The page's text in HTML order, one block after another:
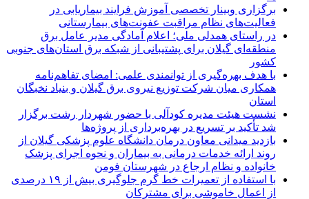
برگزاری وبینار تخصصی آموزش فرایند بیماریابی در
فعالیت‌های نظام مراقبت عفونت‌های بیمارستانی
در راستای همدلی ملی؛ اعلام آمادگی مدیر عامل برق
منطقه‌ای گیلان برای پشتیبانی از شبكه برق استان‌های جنوبی
كشور
با هدف بهره‌گیری از توانمندی علمی: امضای تفاهم‌نامه
همكاری میان شركت توزیع نیروی برق گیلان و بنیاد نخبگان
استان
نشست هیئت مدیره کودآلی با حضور شهردار رشت برگزار
شد تأکید بر تسریع در بهره‌برداری از پروژه‌ها
بازدید میدانی معاون درمان دانشگاه علوم پزشکی گیلان از
روند ارائه خدمات درمانی به بیماران و نحوه اجرای پزشک
خانواده و نظام ارجاع در شهرستان فومن
با استفاده از تعمیرات خط گرم جلوگیری بیش از ۱۹ درصدی
از اعمال خاموشی برای مشتركان